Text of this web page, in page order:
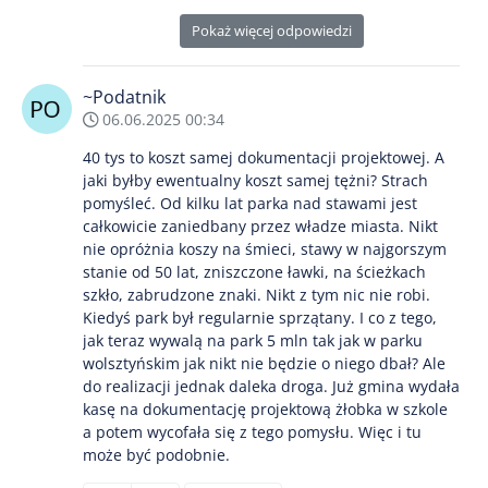
Pokaż więcej odpowiedzi
~Podatnik
06.06.2025 00:34
40 tys to koszt samej dokumentacji projektowej. A
jaki byłby ewentualny koszt samej tężni? Strach
pomyśleć. Od kilku lat parka nad stawami jest
całkowicie zaniedbany przez władze miasta. Nikt
nie opróżnia koszy na śmieci, stawy w najgorszym
stanie od 50 lat, zniszczone ławki, na ścieżkach
szkło, zabrudzone znaki. Nikt z tym nic nie robi.
Kiedyś park był regularnie sprzątany. I co z tego,
jak teraz wywalą na park 5 mln tak jak w parku
wolsztyńskim jak nikt nie będzie o niego dbał? Ale
do realizacji jednak daleka droga. Już gmina wydała
kasę na dokumentację projektową żłobka w szkole
a potem wycofała się z tego pomysłu. Więc i tu
może być podobnie.